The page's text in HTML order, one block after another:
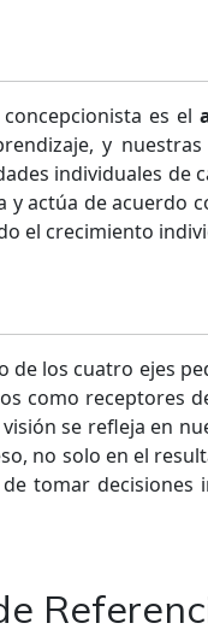
es el
y
individuales
actúa de
el crecimiento
de los cuatro ejes
como receptores
se refleja en
no solo en el
tomar